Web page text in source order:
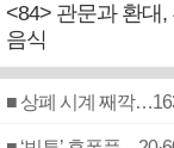
<84> 관문과 환대,
음식
■ 상폐 시계 째깍